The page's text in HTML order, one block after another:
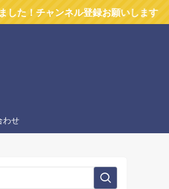
ル登録お願いします
わせ